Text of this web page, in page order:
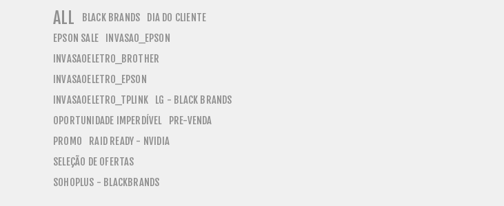
ALL BLACK BRANDS DIA DO CLIENTE
EPSON SALE INVASAO_EPSON
INVASAOELETRO_BROTHER
INVASAOELETRO_EPSON
INVASAOELETRO_TPLINK LG - BLACK BRANDS
OPORTUNIDADE IMPERDÍVEL PRE-VENDA
PROMO
RAID READY - NVIDIA
SELEÇÃO DE OFERTAS
SOHOPLUS - BLACKBRANDS